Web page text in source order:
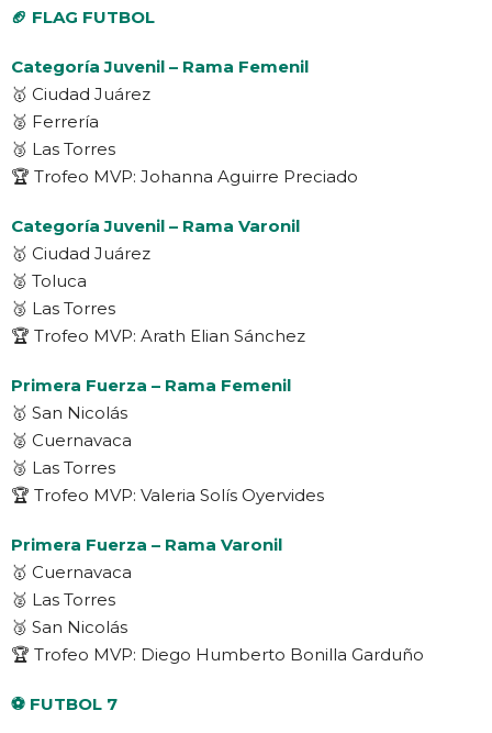
🏈 FLAG FUTBOL
Categoría Juvenil – Rama Femenil
🥇 Ciudad Juárez
🥈 Ferrería
🥉 Las Torres
🏆 Trofeo MVP: Johanna Aguirre Preciado
Categoría Juvenil – Rama Varonil
🥇 Ciudad Juárez
🥈 Toluca
🥉 Las Torres
🏆 Trofeo MVP: Arath Elian Sánchez
Primera Fuerza – Rama Femenil
🥇 San Nicolás
🥈 Cuernavaca
🥉 Las Torres
🏆 Trofeo MVP: Valeria Solís Oyervides
Primera Fuerza – Rama Varonil
🥇 Cuernavaca
🥈 Las Torres
🥉 San Nicolás
🏆 Trofeo MVP: Diego Humberto Bonilla Garduño
⚽ FUTBOL 7